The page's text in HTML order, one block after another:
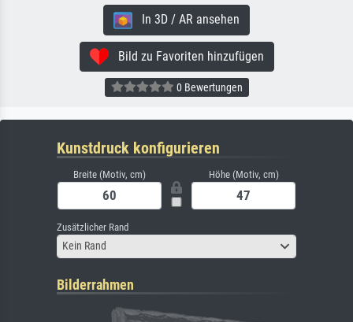
In 3D / AR ansehen
Bild zu Favoriten hinzufügen
0 Bewertungen
Kunstdruck konfigurieren
Breite (Motiv, cm) Höhe (Motiv, cm)
Zusätzlicher Rand
Kein Rand
Bilderrahmen